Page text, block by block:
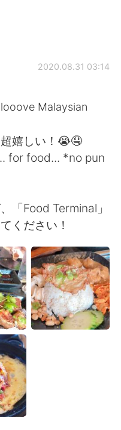
2020.08.31 03:14
Malaysian
嬉しい！😭🤤
for food... *no pun
「Food Terminal」
ください！